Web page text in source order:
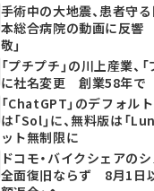
手術中の大地震、患者守
本総合病院の動画に反響
敬」
「プチプチ」の川上産業、
に社名変更 創業58年で
「ChatGPT」のデフォル
は「Sol」に、無料版は「
ット無制限に
ドコモ・バイクシェアの
全面復旧ならず 8月1日